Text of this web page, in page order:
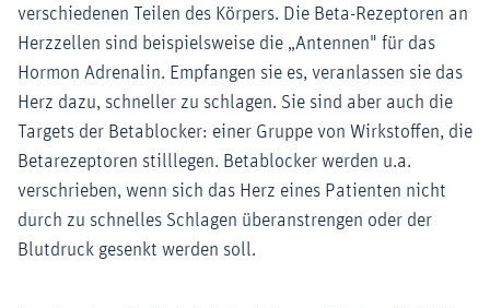
verschiedenen Teilen des Körpers. Die Beta-Rezeptoren an
Herzzellen sind beispielsweise die „Antennen" für das
Hormon Adrenalin. Empfangen sie es, veranlassen sie das
Herz dazu, schneller zu schlagen. Sie sind aber auch die
Targets der Betablocker: einer Gruppe von Wirkstoffen, die
Betarezeptoren stilllegen. Betablocker werden u.a.
verschrieben, wenn sich das Herz eines Patienten nicht
durch zu schnelles Schlagen überanstrengen oder der
Blutdruck gesenkt werden soll.